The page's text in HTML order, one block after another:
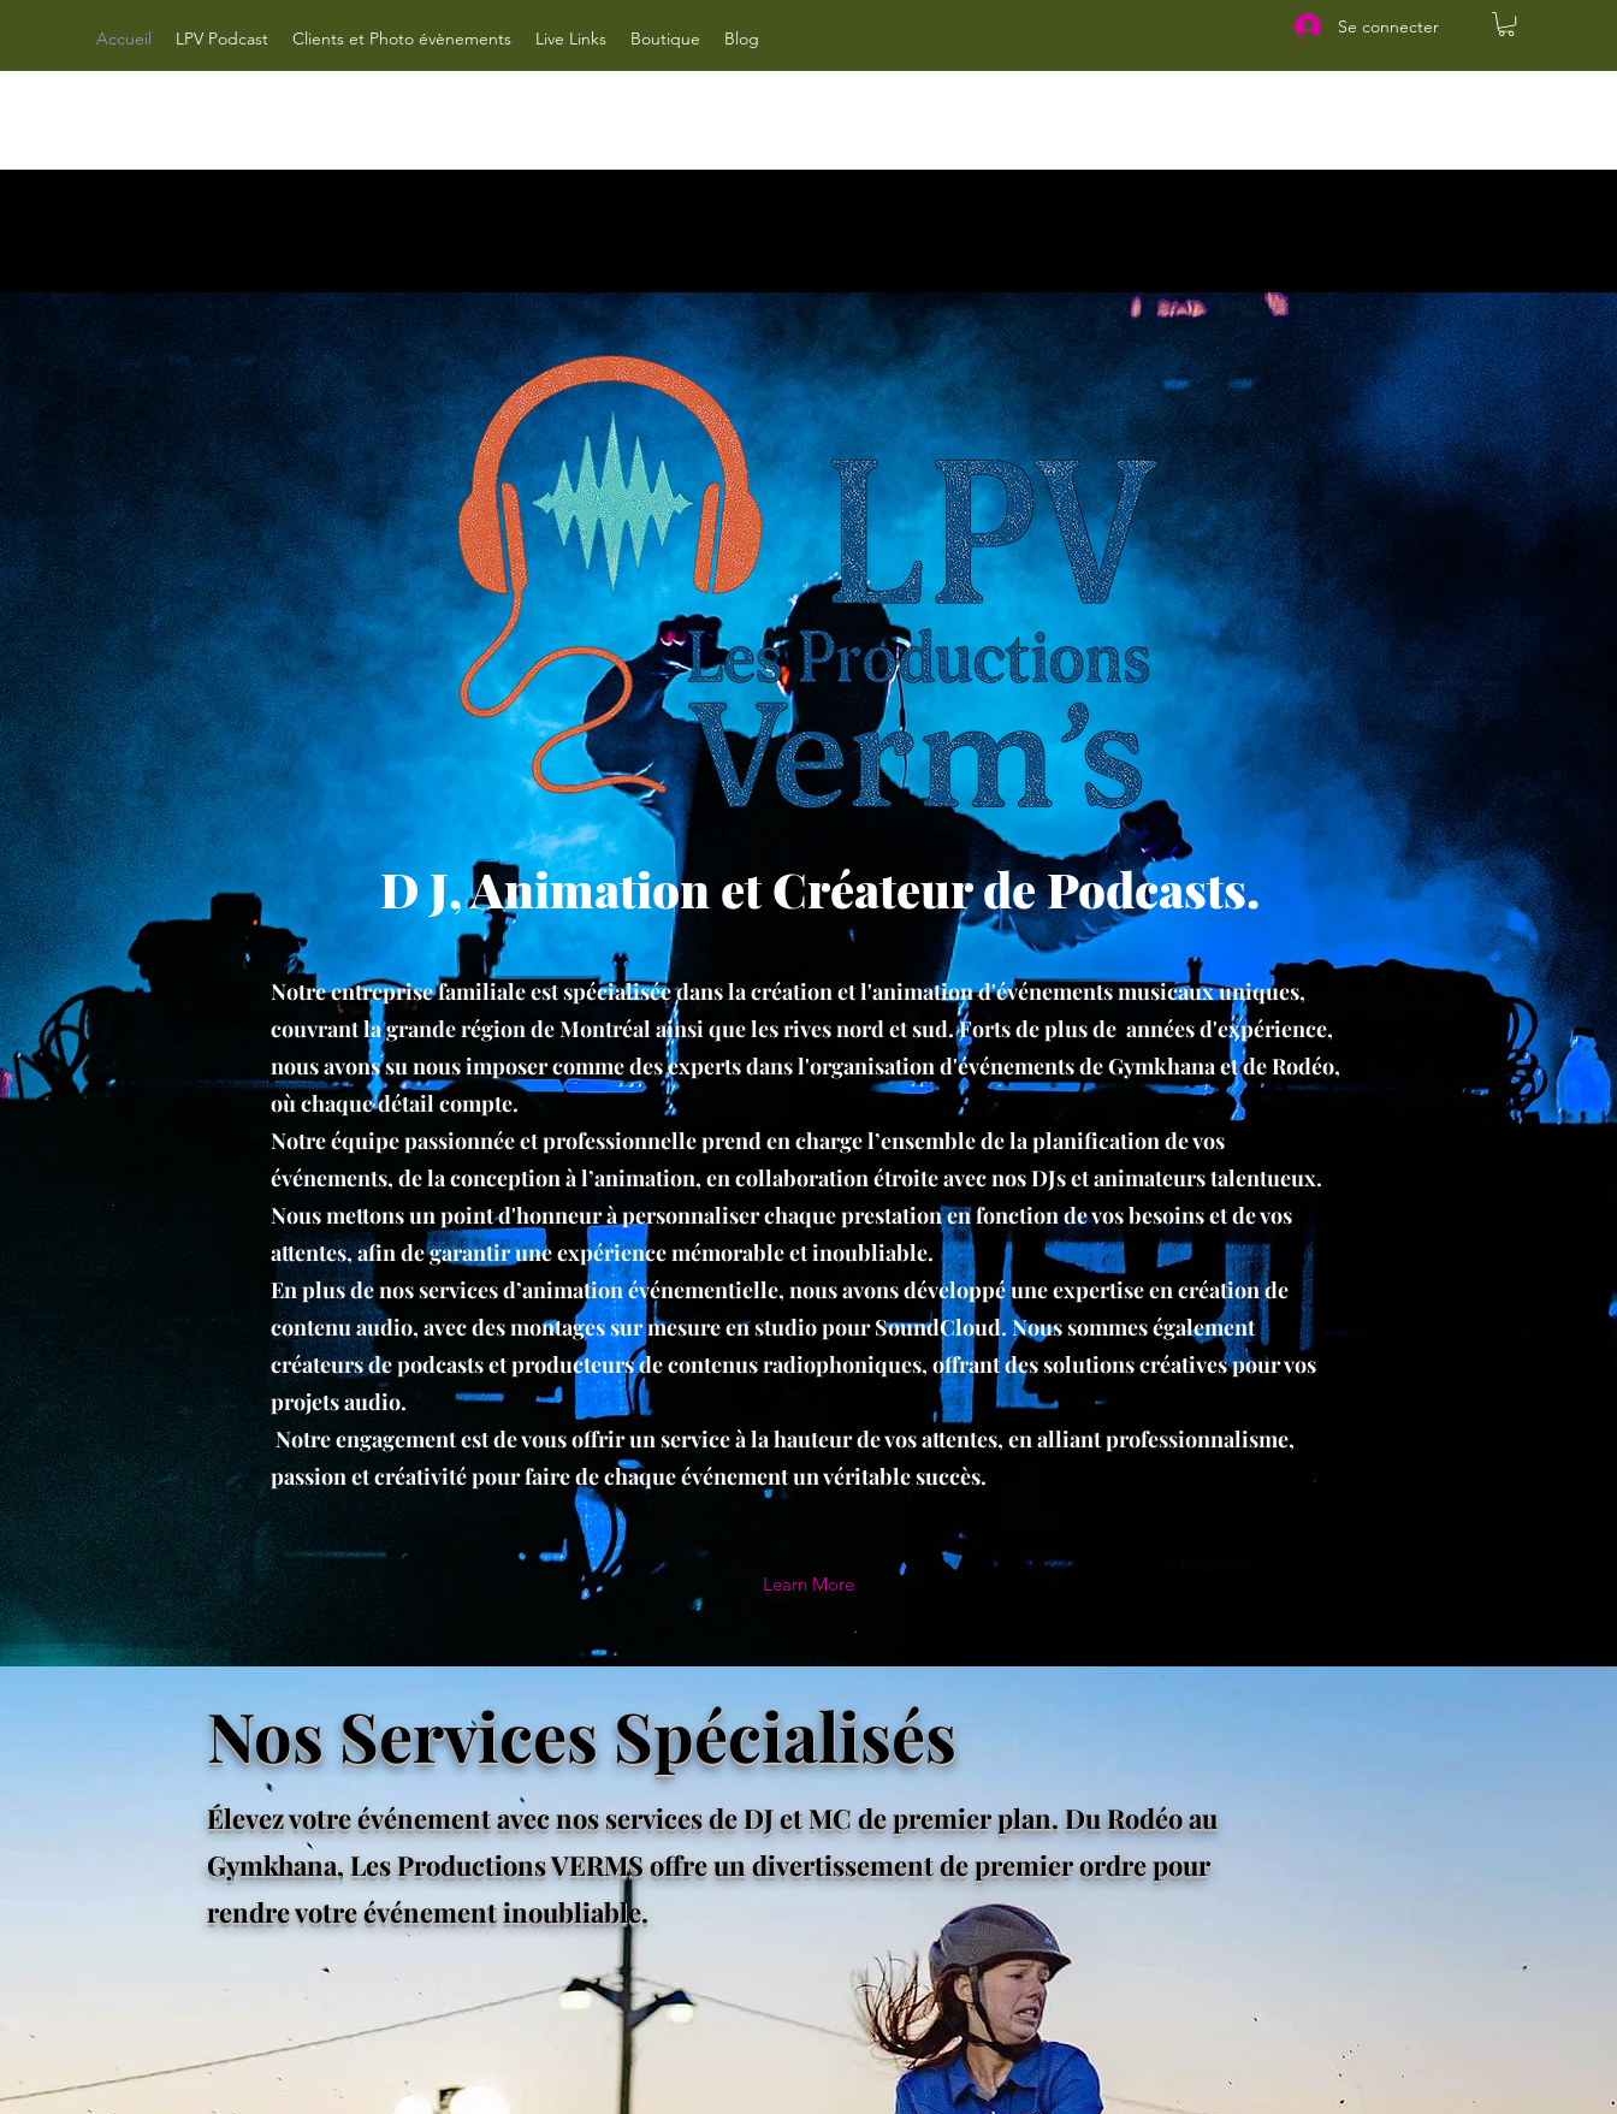
Accueil LPV Podcast Clients et Photo évènements Live Links Boutique Blog
Se connecter
D J, Animation et Créateur de Podcasts.
Notre entreprise familiale est spécialisée dans la création et l'animation d'événements musicaux uniques,
couvrant la grande région de Montréal ainsi que les rives nord et sud. Forts de plus de années d'expérience,
nous avons su nous imposer comme des experts dans l'organisation d'événements de Gymkhana et de Rodéo,
où chaque détail compte.
Notre équipe passionnée et professionnelle prend en charge l’ensemble de la planification de vos
événements, de la conception à l’animation, en collaboration étroite avec nos DJs et animateurs talentueux.
Nous mettons un point d'honneur à personnaliser chaque prestation en fonction de vos besoins et de vos
attentes, afin de garantir une expérience mémorable et inoubliable.
En plus de nos services d’animation événementielle, nous avons développé une expertise en création de
contenu audio, avec des montages sur mesure en studio pour SoundCloud. Nous sommes également
créateurs de podcasts et producteurs de contenus radiophoniques, offrant des solutions créatives pour vos
projets audio.
Notre engagement est de vous offrir un service à la hauteur de vos attentes, en alliant professionnalisme,
passion et créativité pour faire de chaque événement un véritable succès.
Learn More
Nos Services Spécialisés
Élevez votre événement avec nos services de DJ et MC de premier plan. Du Rodéo au
Gymkhana, Les Productions VERMS offre un divertissement de premier ordre pour
rendre votre événement inoubliable.